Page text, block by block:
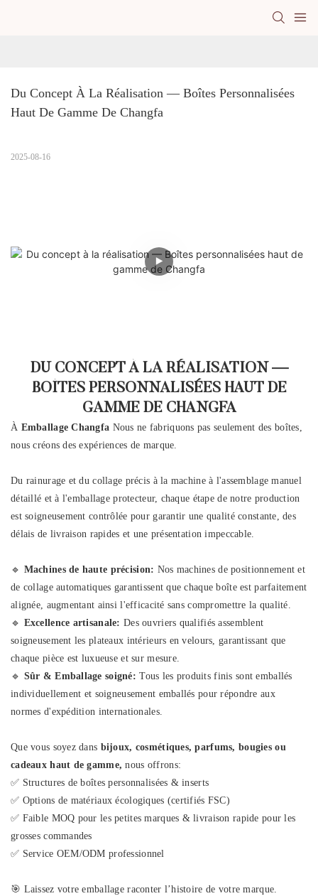
Du Concept À La Réalisation — Boîtes Personnalisées
Haut De Gamme De Changfa
2025-08-16
DU CONCEPT À LA RÉALISATION —
BOÎTES PERSONNALISÉES HAUT DE
GAMME DE CHANGFA
À Emballage Changfa Nous ne fabriquons pas seulement des boîtes,
nous créons des expériences de marque.
Du rainurage et du collage précis à la machine à l'assemblage manuel
détaillé et à l'emballage protecteur, chaque étape de notre production
est soigneusement contrôlée pour garantir une qualité constante, des
délais de livraison rapides et une présentation impeccable.
🔹 Machines de haute précision: Nos machines de positionnement et
de collage automatiques garantissent que chaque boîte est parfaitement
alignée, augmentant ainsi l'efficacité sans compromettre la qualité.
🔹 Excellence artisanale:Des ouvriers qualifiés assemblent
soigneusement les plateaux intérieurs en velours, garantissant que
chaque pièce est luxueuse et sur mesure.
🔹 Sûr & Emballage soigné:Tous les produits finis sont emballés
individuellement et soigneusement emballés pour répondre aux
normes d'expédition internationales.
Que vous soyez dans bijoux, cosmétiques, parfums, bougies ou
cadeaux haut de gamme,nous offrons:
✅ Structures de boîtes personnalisées & inserts
✅ Options de matériaux écologiques (certifiés FSC)
✅ Faible MOQ pour les petites marques & livraison rapide pour les
grosses commandes
✅ Service OEM/ODM professionnel
🎯 Laissez votre emballage raconter l’histoire de votre marque.